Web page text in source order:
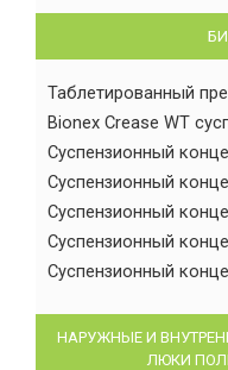
Таблетированный
Bionex Crease WT
Суспензионный
Суспензионный
Суспензионный
Суспензионный
Суспензионный
НАРУЖНЫЕ И
ЛЮКИ